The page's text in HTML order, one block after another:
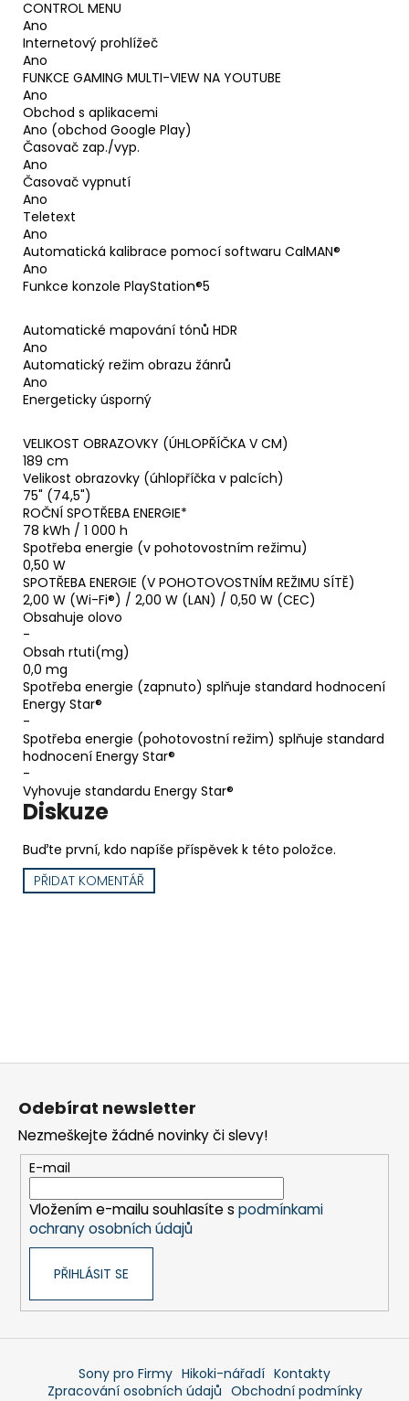
CONTROL MENU
Ano
Internetový prohlížeč
Ano
FUNKCE GAMING MULTI-VIEW NA YOUTUBE
Ano
Obchod s aplikacemi
Ano (obchod Google Play)
Časovač zap./vyp.
Ano
Časovač vypnutí
Ano
Teletext
Ano
Automatická kalibrace pomocí softwaru CalMAN®
Ano
Funkce konzole PlayStation®5
Automatické mapování tónů HDR
Ano
Automatický režim obrazu žánrů
Ano
Energeticky úsporný
VELIKOST OBRAZOVKY (ÚHLOPŘÍČKA V CM)
189 cm
Velikost obrazovky (úhlopříčka v palcích)
75" (74,5")
ROČNÍ SPOTŘEBA ENERGIE*
78 kWh / 1 000 h
Spotřeba energie (v pohotovostním režimu)
0,50 W
SPOTŘEBA ENERGIE (V POHOTOVOSTNÍM REŽIMU SÍTĚ)
2,00 W (Wi-Fi®) / 2,00 W (LAN) / 0,50 W (CEC)
Obsahuje olovo
-
Obsah rtuti(mg)
0,0 mg
Spotřeba energie (zapnuto) splňuje standard hodnocení
Energy Star®
-
Spotřeba energie (pohotovostní režim) splňuje standard
hodnocení Energy Star®
-
Vyhovuje standardu Energy Star®
Diskuze
Buďte první, kdo napíše příspěvek k této položce.
PŘIDAT KOMENTÁŘ
Odebírat newsletter
Nezmeškejte žádné novinky či slevy!
E-mail
Vložením e-mailu souhlasíte s podmínkami
ochrany osobních údajů
PŘIHLÁSIT SE
Sony pro Firmy Hikoki-nářadí Kontakty
Zpracování osobních údajů Obchodní podmínky